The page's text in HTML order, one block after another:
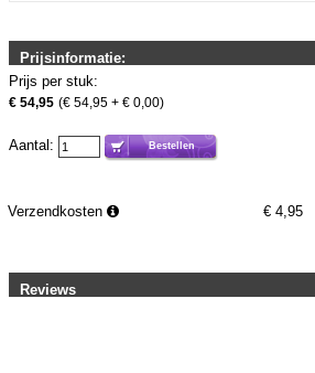
Prijsinformatie:
Prijs per stuk:
€ 54,95 (€ 54,95 + € 0,00)
Aantal: Bestellen
Verzendkosten € 4,95
Reviews